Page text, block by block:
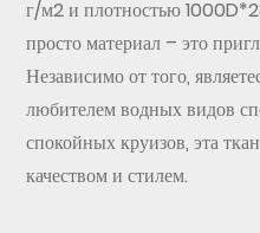
г/м2 и плотностью
просто материал – это
Независимо от того,
любителем водных видов
спокойных круизов, эта
качеством и стилем.